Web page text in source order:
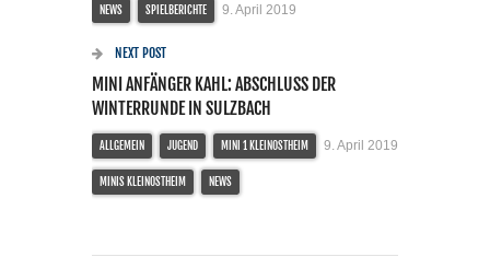
NEWS SPIELBERICHTE 9. April 2019
NEXT POST
MINI ANFÄNGER KAHL: ABSCHLUSS DER
WINTERRUNDE IN SULZBACH
ALLGEMEIN JUGEND MINI 1 KLEINOSTHEIM
MINIS KLEINOSTHEIM NEWS
9. April 2019